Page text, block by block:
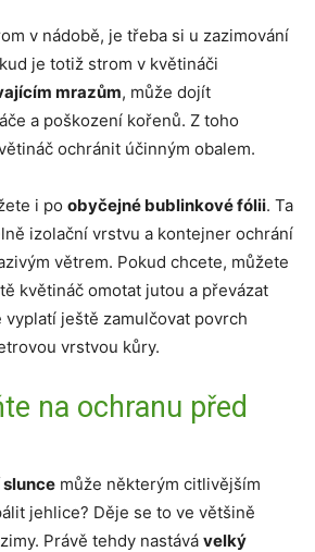
v nádobě, je třeba si u zazimování
je totiž strom v květináči
mrazům, může dojít
a poškození kořenů. Z toho
ochránit účinným obalem.
i po obyčejné bublinkové fólii. Ta
izolační vrstvu a kontejner ochrání
větrem. Pokud chcete, můžete
květináč omotat jutou a převázat
vyplatí ještě zamulčovat povrch
vrstvou kůry.
na ochranu před
může některým citlivějším
jehlice? Děje se to ve většině
Právě tehdy nastává velký